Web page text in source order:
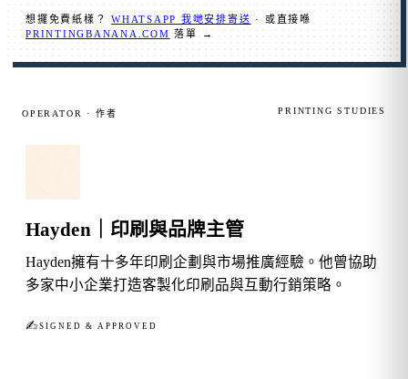
想攞免費紙樣？WHATSAPP 我哋安排寄送 · 或直接喺
PRINTINGBANANA.COM 落單 →
OPERATOR · 作者 PRINTING STUDIES
Hayden｜印刷與品牌主管
Hayden擁有十多年印刷企劃與市場推廣經驗。他曾協助
多家中小企業打造客製化印刷品與互動行銷策略。
✍︎ SIGNED & APPROVED